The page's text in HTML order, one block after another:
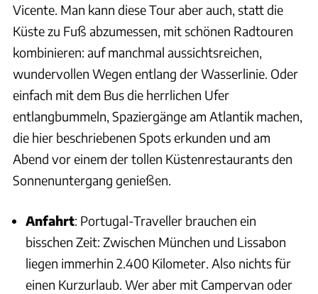
Vicente. Man kann diese Tour aber auch, statt die
Küste zu Fuß abzumessen, mit schönen Radtouren
kombinieren: auf manchmal aussichtsreichen,
wundervollen Wegen entlang der Wasserlinie. Oder
einfach mit dem Bus die herrlichen Ufer
entlangbummeln, Spaziergänge am Atlantik machen,
die hier beschriebenen Spots erkunden und am
Abend vor einem der tollen Küstenrestaurants den
Sonnenuntergang genießen.
Anfahrt: Portugal-Traveller brauchen ein
bisschen Zeit: Zwischen München und Lissabon
liegen immerhin 2.400 Kilometer. Also nichts für
einen Kurzurlaub. Wer aber mit Campervan oder